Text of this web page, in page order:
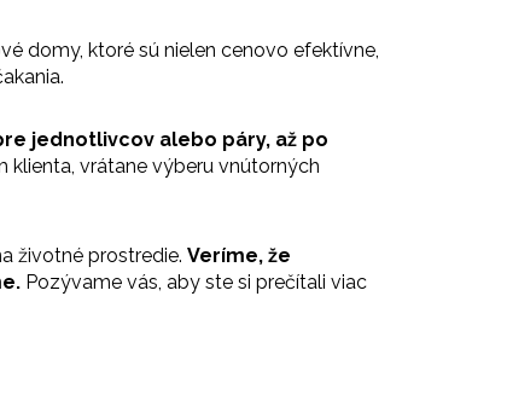
domy, ktoré sú nielen cenovo efektívne,
jednotlivcov alebo páry, až po
klienta, vrátane výberu vnútorných
životné prostredie. Veríme, že
Pozývame vás, aby ste si prečítali viac